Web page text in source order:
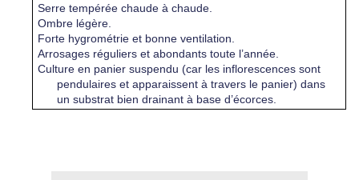
Serre tempérée chaude à chaude.
Ombre légère.
Forte hygrométrie et bonne ventilation.
Arrosages réguliers et abondants toute l’année.
Culture en panier suspendu (car les inflorescences sont
pendulaires et apparaissent à travers le panier) dans
un substrat bien drainant à base d’écorces.